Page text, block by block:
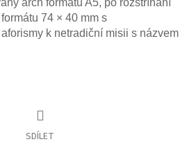
arch formátu A5, po rozstříhání
formátu 74 × 40 mm s
k netradiční misii s názvem
SDÍLET